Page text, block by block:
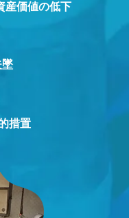
産価値の低下
措置